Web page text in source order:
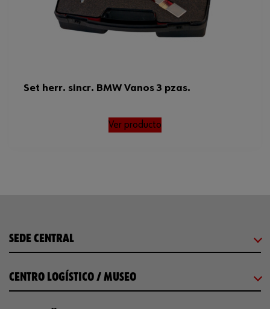
Set herr. sincr. BMW Vanos 3 pzas.
Ver producto
SEDE CENTRAL
CENTRO LOGÍSTICO / MUSEO